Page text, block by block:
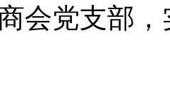
会党支部